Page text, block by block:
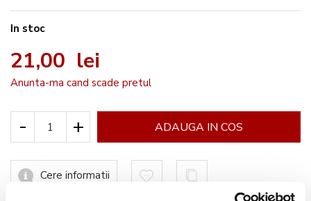
In stoc
21,00 lei
Anunta-ma cand scade pretul
- + ADAUGA IN COS
Cere informatii